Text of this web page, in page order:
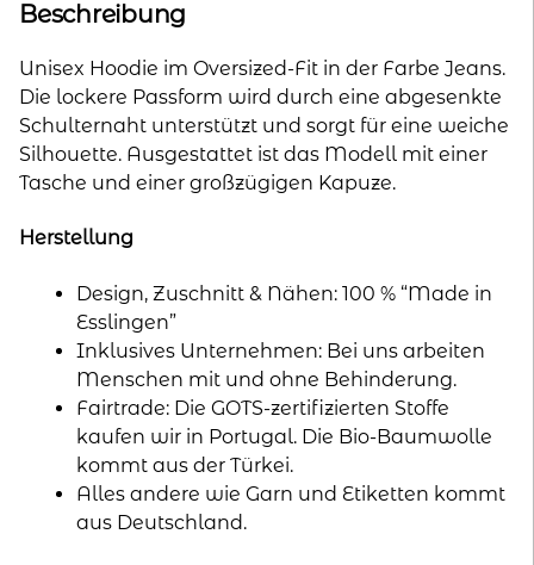
Beschreibung
Unisex Hoodie im Oversized-Fit in der Farbe Jeans.
Die lockere Passform wird durch eine abgesenkte
Schulternaht unterstützt und sorgt für eine weiche
Silhouette. Ausgestattet ist das Modell mit einer
Tasche und einer großzügigen Kapuze.
Herstellung
Design, Zuschnitt & Nähen: 100 % “Made in
Esslingen”
Inklusives Unternehmen: Bei uns arbeiten
Menschen mit und ohne Behinderung.
Fairtrade: Die GOTS-zertifizierten Stoffe
kaufen wir in Portugal. Die Bio-Baumwolle
kommt aus der Türkei.
Alles andere wie Garn und Etiketten kommt
aus Deutschland.